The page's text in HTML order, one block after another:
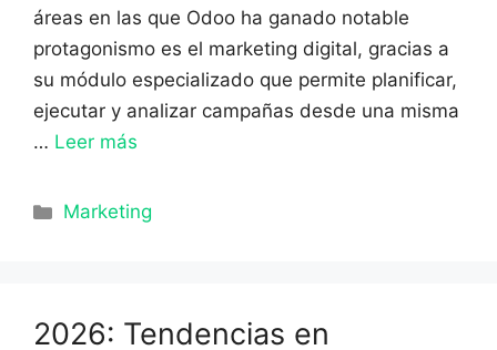
áreas en las que Odoo ha ganado notable
protagonismo es el marketing digital, gracias a
su módulo especializado que permite planificar,
ejecutar y analizar campañas desde una misma
… Leer más
Categorías
Marketing
2026: Tendencias en